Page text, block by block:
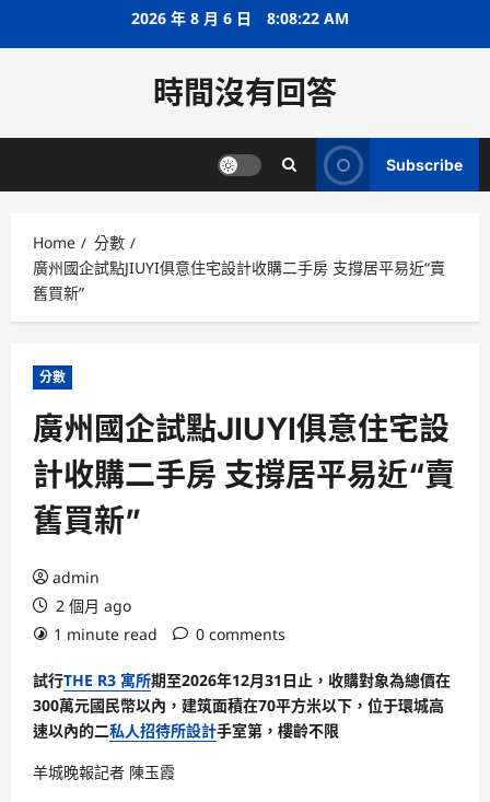
2026 年 8 月 6 日 8:08:23 AM
時間沒有回答
Subscribe
Home
分數
廣州國企試點JIUYI俱意住宅設計收購二手房 支撐居平易近“賣
舊買新”
分數
廣州國企試點JIUYI俱意住宅設
計收購二手房 支撐居平易近“賣
舊買新”
admin
2 個月 ago
1 minute read
0 comments
試行THE R3 寓所期至2026年12月31日止，收購對象為總價在
300萬元國民幣以內，建筑面積在70平方米以下，位于環城高
速以內的二私人招待所設計手室第，樓齡不限
羊城晚報記者 陳玉霞